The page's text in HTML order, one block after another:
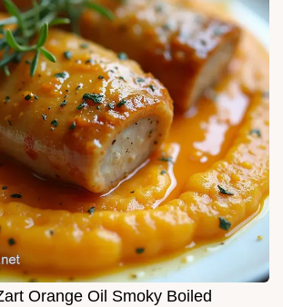
Orange Oil Smoky Boiled